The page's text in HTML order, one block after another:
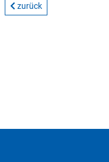
zurück